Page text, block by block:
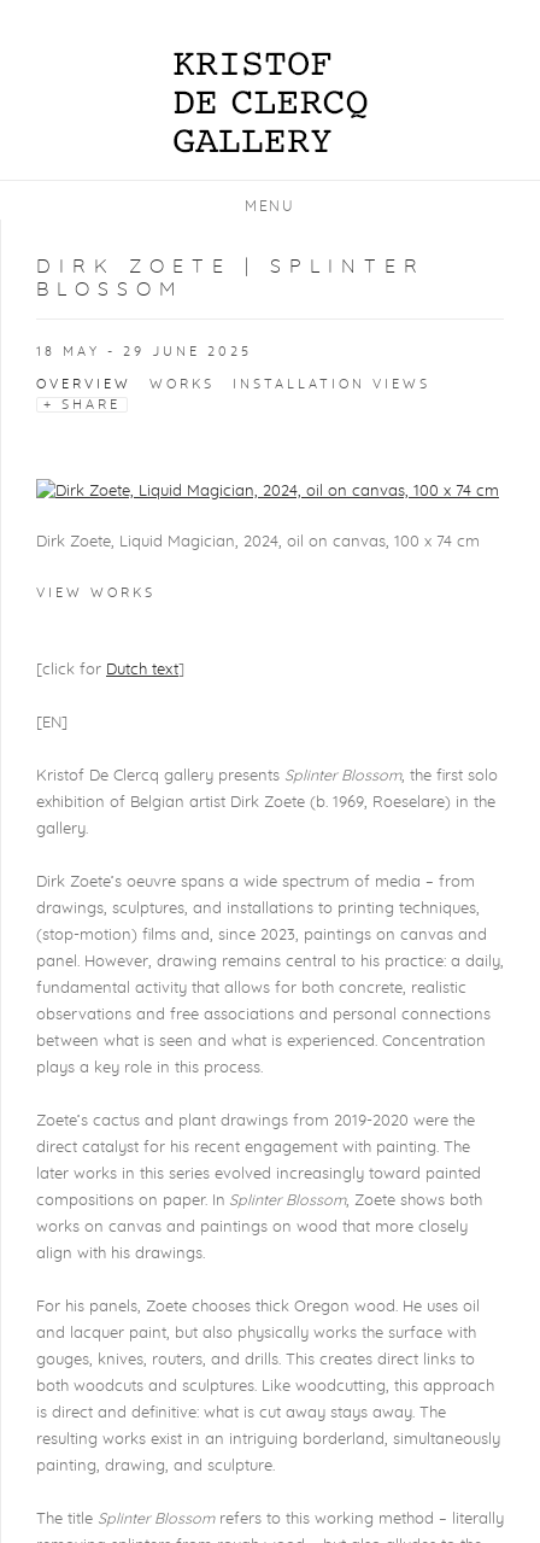
MENU
DIRK ZOETE | SPLINTER
BLOSSOM
18 MAY - 29 JUNE 2025
OVERVIEW WORKS
INSTALLATION VIEWS
SHARE
Dirk Zoete, Liquid Magician, 2024, oil on canvas, 100 x 74 cm
VIEW WORKS
[click for Dutch text]
[EN]
Kristof De Clercq gallery presents Splinter Blossom, the first solo
exhibition of Belgian artist Dirk Zoete (b. 1969, Roeselare) in the
gallery.
Dirk Zoete’s oeuvre spans a wide spectrum of media – from
drawings, sculptures, and installations to printing techniques,
(stop-motion) films and, since 2023, paintings on canvas and
panel. However, draw­ing remains central to his practice: a daily,
fundamental activity that allows for both concrete, realistic
observations and free associations and personal connections
between what is seen and what is experi­enced. Concentration
plays a key role in this process.
Zoete’s cactus and plant drawings from 2019-2020 were the
direct catalyst for his recent engagement with painting. The
later works in this series evolved increasingly toward painted
compositions on paper. In Splinter Blossom, Zoete shows both
works on canvas and paintings on wood that more closely
align with his drawings.
For his panels, Zoete chooses thick Oregon wood. He uses oil
and lacquer paint, but also physically works the surface with
gouges, knives, routers, and drills. This creates direct links to
both woodcuts and sculp­tures. Like woodcutting, this approach
is direct and definitive: what is cut away stays away. The
resulting works exist in an intriguing borderland, simultaneously
painting, drawing, and sculpture.
The title Splinter Blossomrefers to this working method – literally